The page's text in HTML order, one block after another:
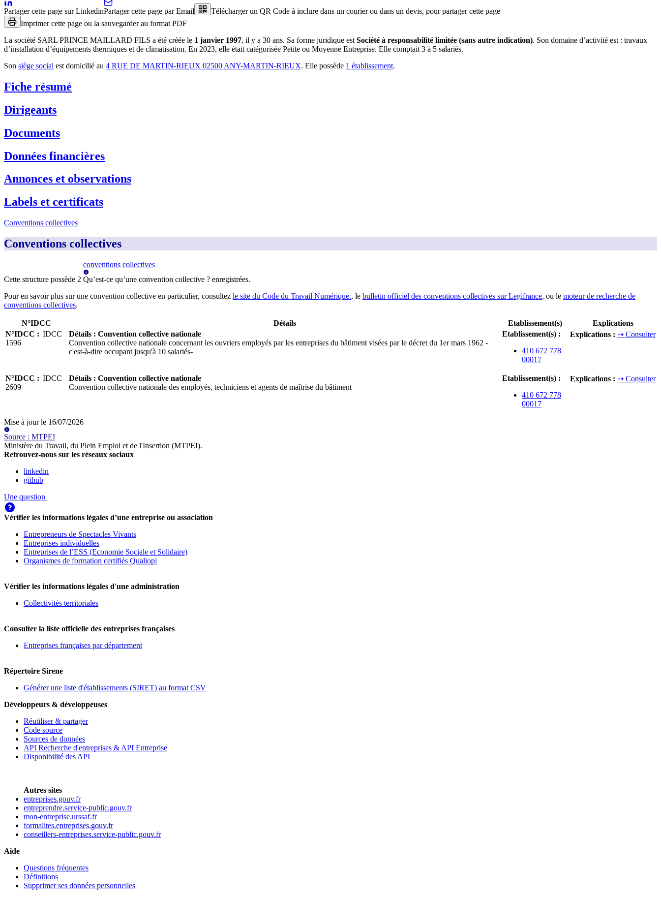
Partager cette page sur LinkedinPartager cette page par Email
Télécharger un QR Code à inclure dans un courier ou dans un devis, pour partager cette page
Imprimer cette page ou la sauvegarder au format PDF
La société SARL PRINCE MAILLARD FILS a été créée le 1 janvier 1997, il y a 30 ans. Sa forme juridique est Société à responsabilité limitée (sans autre indication). Son domaine d’activité est : travaux
d’installation d’équipements thermiques et de climatisation. En 2023, elle était catégorisée Petite ou Moyenne Entreprise. Elle comptait 3 à 5 salariés.
Son siège social est domicilié au 4 RUE DE MARTIN-RIEUX 02500 ANY-MARTIN-RIEUX. Elle possède 1 établissement.
Fiche résumé
Dirigeants
Documents
Données financières
Annonces et observations
Labels et certificats
Conventions collectives
Conventions collectives
Cette structure possède 2
conventions collectives
Qu’est-ce qu’une convention collective ? enregistrées.
Pour en savoir plus sur une convention collective en particulier, consultez le site du Code du Travail Numérique., le bulletin officiel des conventions collectives sur Legifrance, ou le moteur de recherche de
conventions collectives.
N°IDCC Détails Etablissement(s)
Explications
N°IDCC : IDCC
1596
Détails : Convention collective nationale
Convention collective nationale concernant les ouvriers employés par les entreprises du bâtiment visées par le décret du 1er mars 1962 -
c'est-à-dire occupant jusqu'à 10 salariés-
Etablissement(s) :
410 672 778
00017
Explications : ⇢ Consulter
N°IDCC : IDCC
2609
Détails : Convention collective nationale
Convention collective nationale des employés, techniciens et agents de maîtrise du bâtiment
Etablissement(s) :
410 672 778
00017
Explications : ⇢ Consulter
Mise à jour le 16/07/2026
Source : MTPEI
Ministère du Travail, du Plein Emploi et de l'Insertion (MTPEI).
Retrouvez-nous sur les réseaux sociaux
linkedin
github
Une question
Vérifier les informations légales d’une entreprise ou association
Entrepreneurs de Spectacles Vivants
Entreprises individuelles
Entreprises de l’ESS (Economie Sociale et Solidaire)
Organismes de formation certifiés Qualiopi
Vérifier les informations légales d'une administration
Collectivités territoriales
Consulter la liste officielle des entreprises françaises
Entreprises françaises par département
Répertoire Sirene
Générer une liste d'établissements (SIRET) au format CSV
Développeurs & développeuses
Réutiliser & partager
Code source
Sources de données
API Recherche d'entreprises & API Entreprise
Disponibilité des API
Autres sites
entreprises.gouv.fr
entreprendre.service-public.gouv.fr
mon-entreprise.urssaf.fr
formalites.entreprises.gouv.fr
conseillers-entreprises.service-public.gouv.fr
Aide
Questions fréquentes
Définitions
Supprimer ses données personnelles